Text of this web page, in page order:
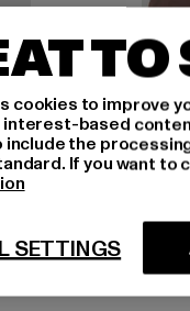
DKK
Play
TO
cookies to improve
interest-based
include the
If you want to
SETTINGS